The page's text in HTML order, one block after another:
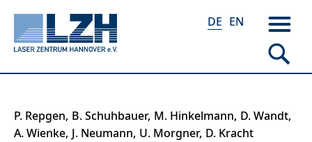
Direkt
zum
DE EN
P. Repgen B. Schuhbauer M. Hinkelmann D. Wandt
A. Wienke J. Neumann U. Morgner D. Kracht